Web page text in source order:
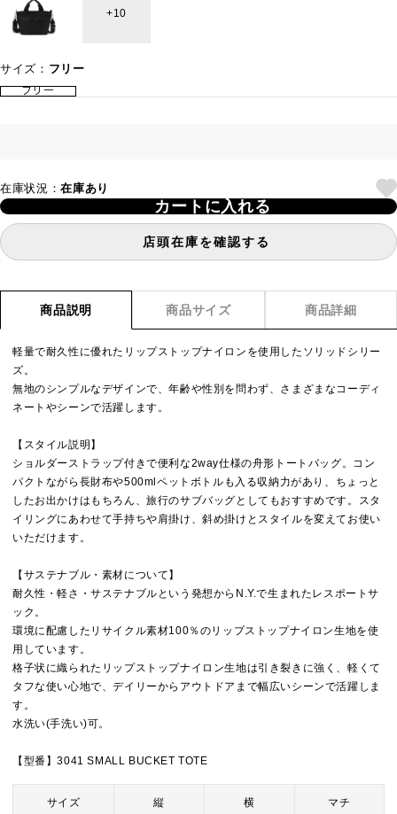
10
サイズ： フリー
フリー
在庫状況：在庫あり
カートに入れる
店頭在庫を確認する
商品説明 商品サイズ 商品詳細
軽量で耐久性に優れたリップストップナイロンを使用したソリッドシリー
ズ。
無地のシンプルなデザインで、年齢や性別を問わず、さまざまなコーディ
ネートやシーンで活躍します。
【スタイル説明】
ショルダーストラップ付きで便利な2way仕様の舟形トートバッグ。コン
パクトながら長財布や500mlペットボトルも入る収納力があり、ちょっと
したお出かけはもちろん、旅行のサブバッグとしてもおすすめです。スタ
イリングにあわせて手持ちや肩掛け、斜め掛けとスタイルを変えてお使い
いただけます。
【サステナブル・素材について】
耐久性・軽さ・サステナブルという発想からN.Y.で生まれたレスポートサ
ック。
環境に配慮したリサイクル素材100％のリップストップナイロン生地を使
用しています。
格子状に織られたリップストップナイロン生地は引き裂きに強く、軽くて
タフな使い心地で、デイリーからアウトドアまで幅広いシーンで活躍しま
す。
水洗い(手洗い)可。
【型番】3041 SMALL BUCKET TOTE
サイズ 縦 横 マチ